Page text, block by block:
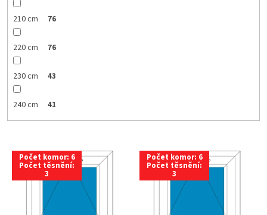
210 cm 76
220 cm 76
230 cm 43
240 cm 41
V
Počet komor: 6
Počet těsnění:
3
Počet komor: 6
Počet těsnění:
3